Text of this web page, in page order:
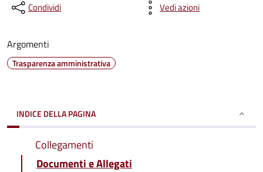
Condividi Vedi azioni
Argomenti
Trasparenza amministrativa
INDICE DELLA PAGINA
Collegamenti
Documenti e Allegati